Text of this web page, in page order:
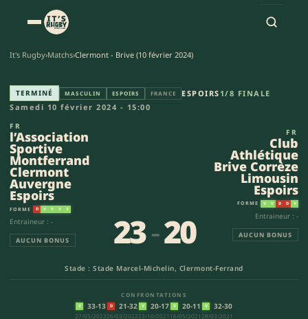
It's Rugby›Matchs›Clermont - Brive (10 février 2024)
l’Association Sportive
TERMINÉ MASCULIN ESPOIRS FRANCE ESPOIRS 1/8 FINALE
Samedi 10 février 2024 - 15:00
FR
l’Association
Sportive
Montferrand
Clermont
Auvergne
Espoirs
FORME D V V V V
Entraineur : -
AUCUN BONUS
Stade : Stade Marcel-Michelin, Clermont-Ferrand
23-20
CONFRONTATIONS
V 33-13
27/05/2023
D 21-32
26/03/2022
V 20-17
23/10/2021
V 20-11
16/05/2021
V 32-30
28/03/2021
FR
Club
Athlétique
Brive Corrèze
Limousin
Espoirs
FORME V V D D V
Entraineur : -
AUCUN BONUS